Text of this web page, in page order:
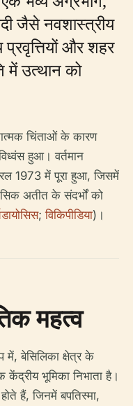
जैसे नवशास्त्रीय
और शहर
में उत्थान को
चिंताओं के कारण
हुआ। वर्तमान
1973 में पूरा हुआ, जिसमें
अतीत के संदर्भों को
;विकिपीडिया)।
महत्व
में, बेसिलिका क्षेत्र के
भूमिका निभाता है।
हैं, जिनमें बपतिस्मा,